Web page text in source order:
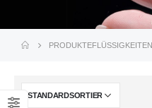
PRODUKTEFLÜSSIGKEITEN